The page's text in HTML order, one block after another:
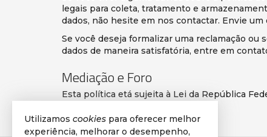
legais para coleta, tratamento e
dados, não hesite em nos contactar. Envie um
Se você deseja formalizar uma reclamação
dados de maneira satisfatória, entre em
Mediação e Foro
Esta política etá sujeita à Lei da República
Utilizamos cookies para oferecer melhor
experiência, melhorar o desempenho,